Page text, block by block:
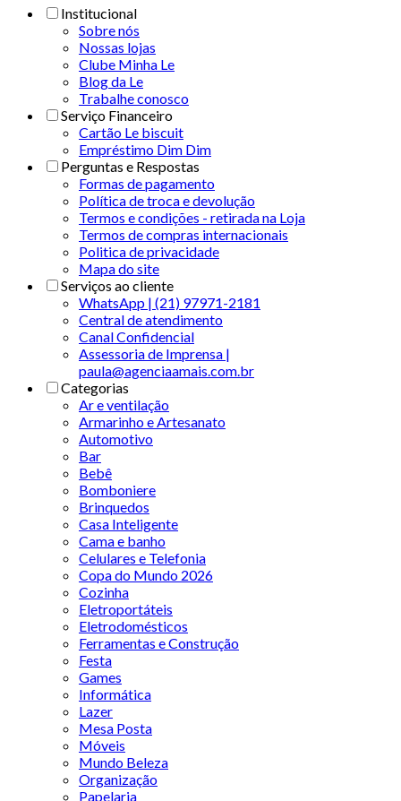
Institucional
Sobre nós
Nossas lojas
Clube Minha Le
Blog da Le
Trabalhe conosco
Serviço Financeiro
Cartão Le biscuit
Empréstimo Dim Dim
Perguntas e Respostas
Formas de pagamento
Política de troca e devolução
Termos e condições - retirada na Loja
Termos de compras internacionais
Politica de privacidade
Mapa do site
Serviços ao cliente
WhatsApp | (21) 97971-2181
Central de atendimento
Canal Confidencial
Assessoria de Imprensa |
paula@agenciaamais.com.br
Categorias
Ar e ventilação
Armarinho e Artesanato
Automotivo
Bar
Bebê
Bomboniere
Brinquedos
Casa Inteligente
Cama e banho
Celulares e Telefonia
Copa do Mundo 2026
Cozinha
Eletroportáteis
Eletrodomésticos
Ferramentas e Construção
Festa
Games
Informática
Lazer
Mesa Posta
Móveis
Mundo Beleza
Organização
Papelaria